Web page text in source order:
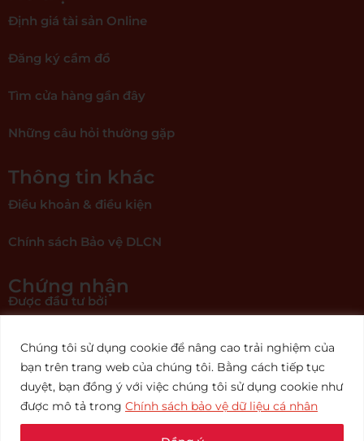
Chúng tôi sử dụng cookie để nâng cao trải nghiệm của
bạn trên trang web của chúng tôi. Bằng cách tiếp tục
duyệt, bạn đồng ý với việc chúng tôi sử dụng cookie như
được mô tả trong Chính sách bảo vệ dữ liệu cá nhân
Định giá tài sản Online
Đăng ký cầm đồ
Tìm cửa hàng gần đây
Những câu hỏi thường gặp
Thông tin khác
Điều khoản & điều kiện
Chính sách Bảo vệ DLCN
Chứng nhận
Được đầu tư bởi